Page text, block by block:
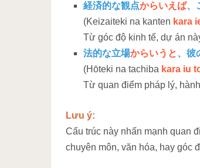
経済的な観点からいえば、
(Keizaiteki na kanten kara
Từ góc độ kinh tế, dự án
法的な立場からいうと、彼
(Hōteki na tachiba kara iu
Từ quan điểm pháp lý,
Lưu ý:
Cấu trúc này nhấn mạnh quan
chuyên môn, văn hóa, hay góc